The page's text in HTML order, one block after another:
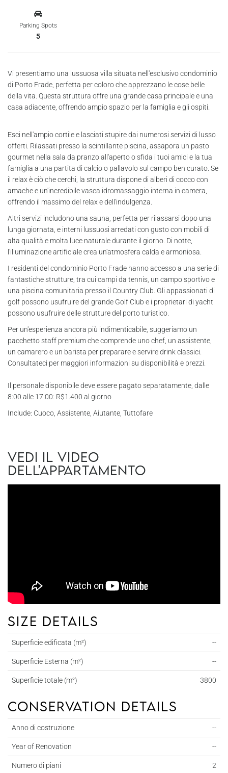
Parking Spots
5
Vi presentiamo una lussuosa villa situata nell'esclusivo condominio
di Porto Frade, perfetta per coloro che apprezzano le cose belle
della vita. Questa struttura offre una grande casa principale e una
casa adiacente, offrendo ampio spazio per la famiglia e gli ospiti.
Esci nell'ampio cortile e lasciati stupire dai numerosi servizi di lusso
offerti. Rilassati presso la scintillante piscina, assapora un pasto
gourmet nella sala da pranzo all'aperto o sfida i tuoi amici e la tua
famiglia a una partita di calcio o pallavolo sul campo ben curato. Se
il relax è ciò che cerchi, la struttura dispone di alberi di cocco con
amache e un'incredibile vasca idromassaggio interna in camera,
offrendo il massimo del relax e dell'indulgenza.
Altri servizi includono una sauna, perfetta per rilassarsi dopo una
lunga giornata, e interni lussuosi arredati con gusto con mobili di
alta qualità e molta luce naturale durante il giorno. Di notte,
l'illuminazione artificiale crea un'atmosfera calda e armoniosa.
I residenti del condominio Porto Frade hanno accesso a una serie di
fantastiche strutture, tra cui campi da tennis, un campo sportivo e
una piscina comunitaria presso il Country Club. Gli appassionati di
golf possono usufruire del grande Golf Club e i proprietari di yacht
possono usufruire delle strutture del porto turistico.
Per un'esperienza ancora più indimenticabile, suggeriamo un
pacchetto staff premium che comprende uno chef, un assistente,
un camarero e un barista per preparare e servire drink classici.
Consultateci per maggiori informazioni su disponibilità e prezzi.
Il personale disponibile deve essere pagato separatamente, dalle
8:00 alle 17:00: R$1.400 al giorno
Include: Cuoco, Assistente, Aiutante, Tuttofare
Vedi il video
dell'appartamento
Size details
Superficie edificata (m²) --
Superficie Esterna (m²) --
Superficie totale (m²) 3800
Conservation details
Anno di costruzione --
Year of Renovation --
Numero di piani 2